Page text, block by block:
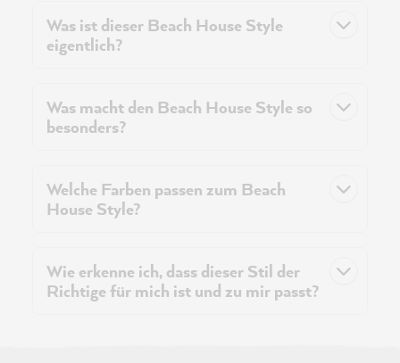
Was ist dieser Beach House Style
eigentlich?
Was macht den Beach House Style so
besonders?
Welche Farben passen zum Beach
House Style?
Wie erkenne ich, dass dieser Stil der
Richtige für mich ist und zu mir passt?